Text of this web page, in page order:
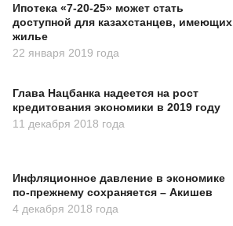
Ипотека «7-20-25» может стать
доступной для казахстанцев, имеющих
жилье
22 января 2019 года
Глава Нацбанка надеется на рост
кредитования экономики в 2019 году
11 декабря 2018 года
Инфляционное давление в экономике
по-прежнему сохраняется – Акишев
4 декабря 2018 года